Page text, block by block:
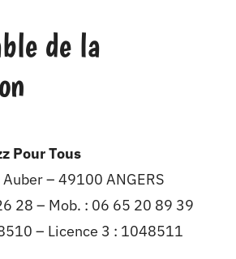
de la
Pour Tous
– 49100 ANGERS
28 – Mob. : 06 65 20 89 39
– Licence 3 : 1048511